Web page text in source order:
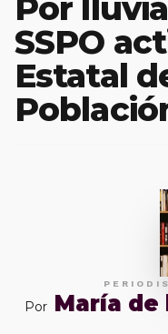
Por
SSPO
Estatal
Por María de